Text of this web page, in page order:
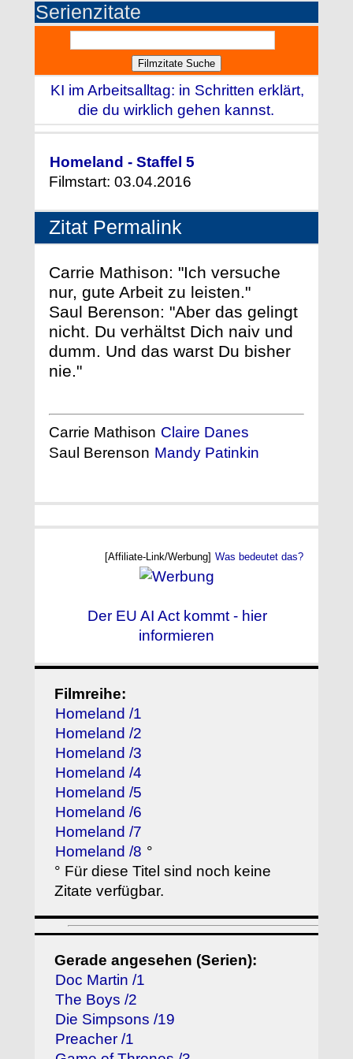
Serienzitate
KI im Arbeitsalltag: in Schritten erklärt,
die du wirklich gehen kannst.
Homeland - Staffel 5
Filmstart: 03.04.2016
Zitat Permalink
Carrie Mathison: "Ich versuche
nur, gute Arbeit zu leisten."
Saul Berenson: "Aber das gelingt
nicht. Du verhältst Dich naiv und
dumm. Und das warst Du bisher
nie."
Carrie Mathison Claire Danes
Saul Berenson Mandy Patinkin
[Affiliate-Link/Werbung] Was bedeutet das?
Der EU AI Act kommt - hier
informieren
Filmreihe:
Homeland /1
Homeland /2
Homeland /3
Homeland /4
Homeland /5
Homeland /6
Homeland /7
Homeland /8 °
° Für diese Titel sind noch keine
Zitate verfügbar.
Gerade angesehen (Serien):
Doc Martin /1
The Boys /2
Die Simpsons /19
Preacher /1